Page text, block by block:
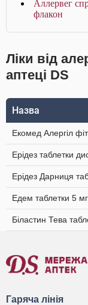
Аллервег
флакон
Ліки від
аптеці DS
Назва
Екомед Алергіл
Ерідез таблетки
Ерідез Дарниця
Едем таблетки 5
Біластин Тева
Гаряча лінія